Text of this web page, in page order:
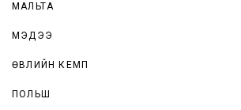
МАЛЬТА
МЭДЭЭ
ӨВЛИЙН КЕМП
ПОЛЬШ